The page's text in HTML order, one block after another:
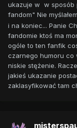
ukazuje w w sposób
fandom" Nie
i na koniec... Panie
fandomie ktoś ma
ogóle to ten fanfik
czarnego humoru co
niskie stężenie.
jakieś ukazanie
zaklasyfikować tam